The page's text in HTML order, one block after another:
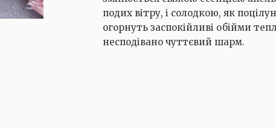
подих вітру, і солодкою, як
огорнуть заспокійливі обійми
несподівано чуттєвий шарм.